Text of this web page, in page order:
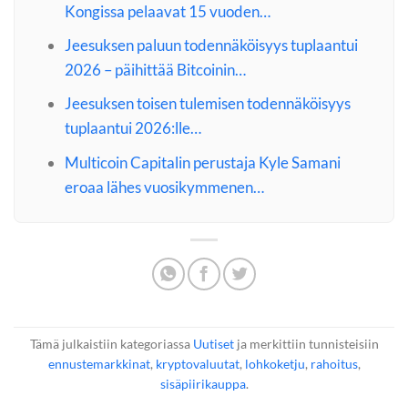
Kongissa pelaavat 15 vuoden…
Jeesuksen paluun todennäköisyys tuplaantui
2026 – päihittää Bitcoinin…
Jeesuksen toisen tulemisen todennäköisyys
tuplaantui 2026:lle…
Multicoin Capitalin perustaja Kyle Samani
eroaa lähes vuosikymmenen…
Tämä julkaistiin kategoriassa Uutisetja merkittiin tunnisteisiin
ennustemarkkinat, kryptovaluutat, lohkoketju, rahoitus,
sisäpiirikauppa.